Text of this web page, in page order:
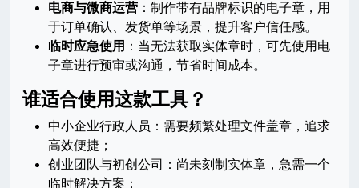
电商与微商运营 ：制作带有品牌标识的电子章，用
于订单确认、发货单等场景，提升客户信任感。
临时应急使用 ：当无法获取实体章时，可先使用电
子章进行预审或沟通，节省时间成本。
谁适合使用这款工具？
中小企业行政人员：需要频繁处理文件盖章，追求
高效便捷；
创业团队与初创公司：尚未刻制实体章，急需一个
临时解决方案；